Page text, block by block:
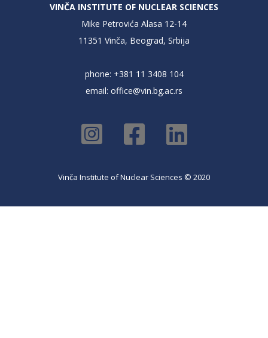
VINČA INSTITUTE OF NUCLEAR SCIENCES
Mike Petrovića Alasa 12-14
11351 Vinča, Beograd, Srbija
phone: +381 11 3408 104
email: office@vin.bg.ac.rs
Vinča Institute of Nuclear Sciences © 2020